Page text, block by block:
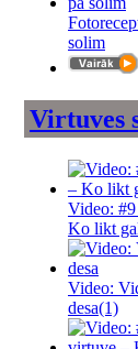
solim
Virtuves
Video:
Ko likt
Video:
desa(1)